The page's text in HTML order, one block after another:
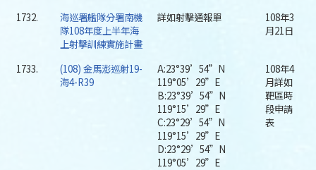
1732.
海巡署艦隊分署南機
隊108年度上半年海
上射擊訓練實施計畫
詳如射擊通報單
108年3
月21日
1733.
(108) 金馬澎巡射19-
海4-R39
A:23°39’54”N
119°05’29”E
B:23°39’54”N
119°15’29”E
C:23°29’54”N
119°15’29”E
D:23°29’54”N
119°05’29”E
108年4
月詳如
靶區時
段申請
表